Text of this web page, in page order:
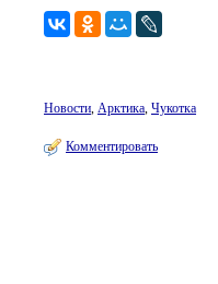
Новости, Арктика, Чукотка
Комментировать